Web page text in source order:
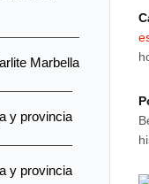
Marbella
y provincia
y provincia